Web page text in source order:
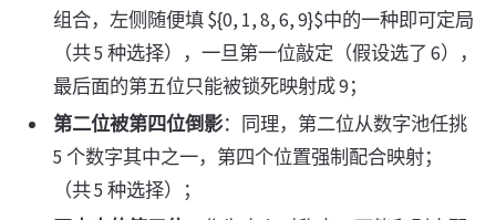
组合，左侧随便填 ${0, 1, 8, 6, 9}$中的一种即可定局
（共 5 种选择），一旦第一位敲定（假设选了 6），
最后面的第五位只能被锁死映射成 9；
第二位被第四位倒影：同理，第二位从数字池任挑
5 个数字其中之一，第四个位置强制配合映射；
（共 5 种选择）；